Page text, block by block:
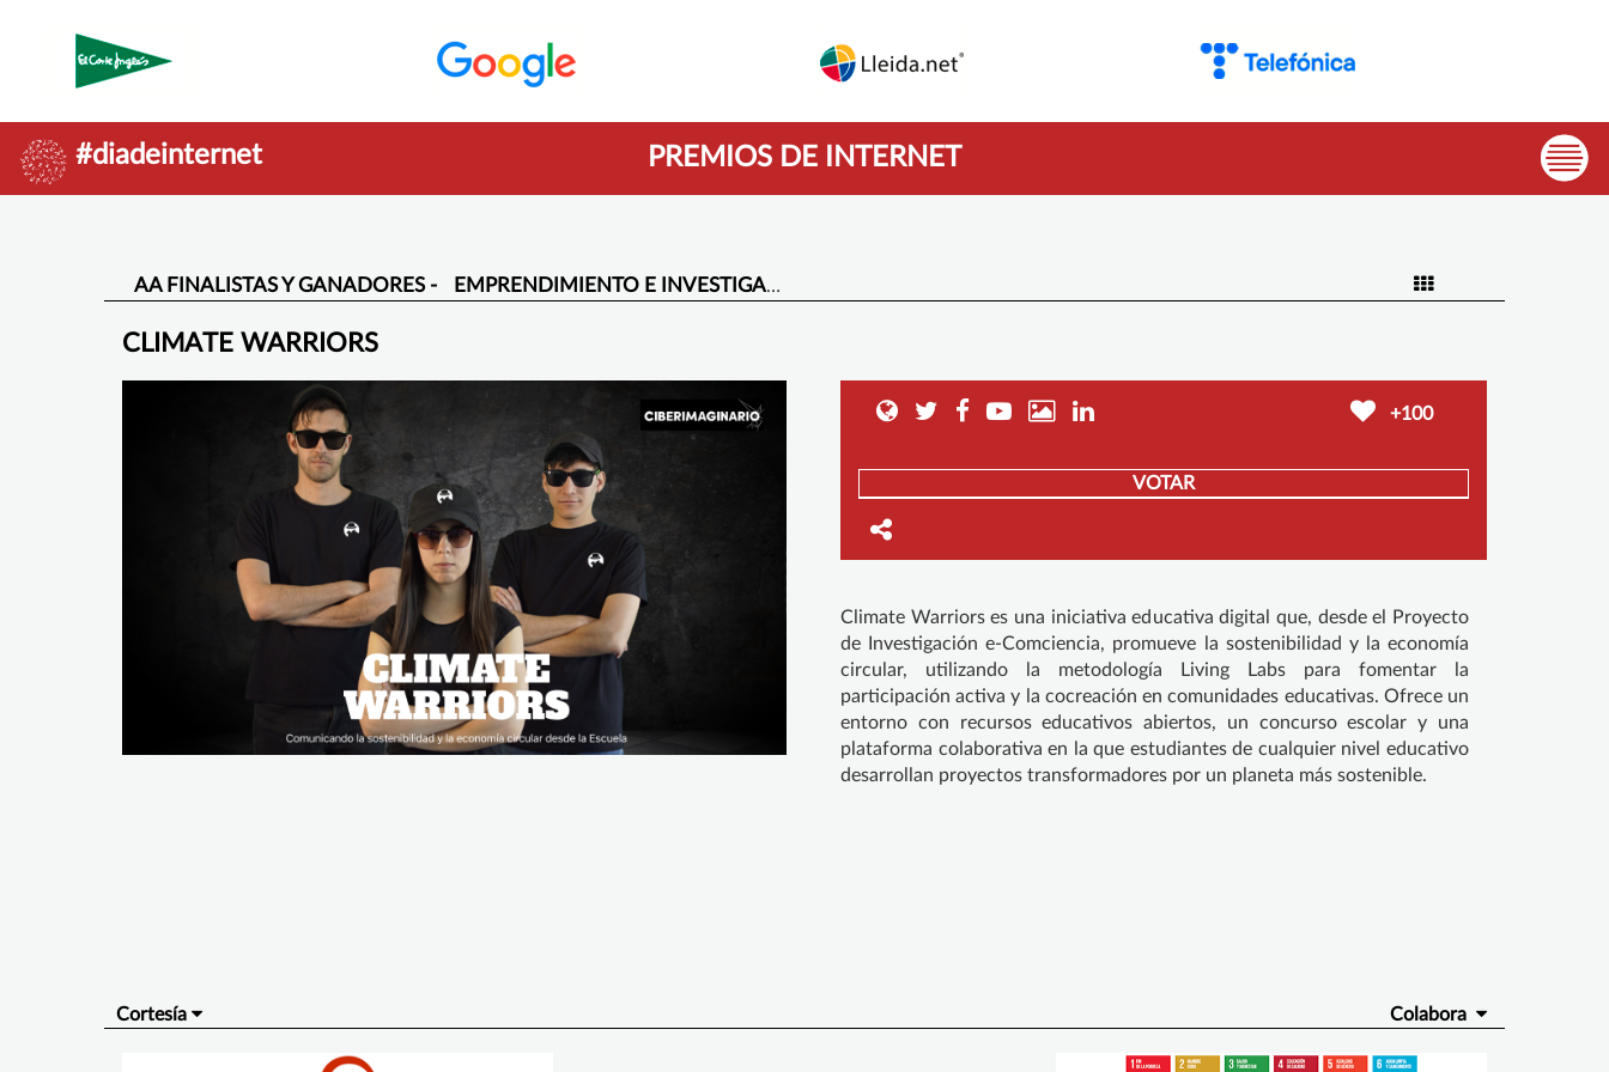
#diadeinternet PREMIOS DE INTERNET
AA FINALISTAS Y GANADORES - EMPRENDIMIENTO E INVESTIGACIÓN -
CLIMATE WARRIORS
+100
VOTAR
Climate Warriors es una iniciativa educativa digital que, desde el Proyecto
de Investigación e-Comciencia, promueve la sostenibilidad y la economía
circular, utilizando la metodología Living Labs para fomentar la
participación activa y la cocreación en comunidades educativas. Ofrece un
entorno con recursos educativos abiertos, un concurso escolar y una
plataforma colaborativa en la que estudiantes de cualquier nivel educativo
desarrollan proyectos transformadores por un planeta más sostenible.
Cortesía Colabora